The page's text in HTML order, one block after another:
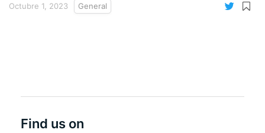
Octubre 1, 2023 General
Find us on